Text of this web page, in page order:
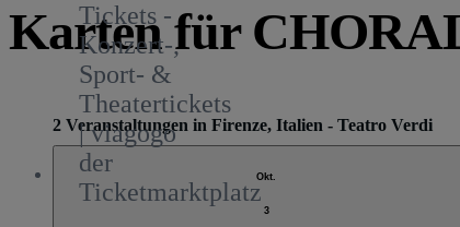
Tickets -
Konzert-,
Sport- &
Theatertickets
| viagogo
der
Ticketmarktplatz
Karten für
2 Veranstaltungen in Firenze, Italien - Teatro Verdi
Okt.
3